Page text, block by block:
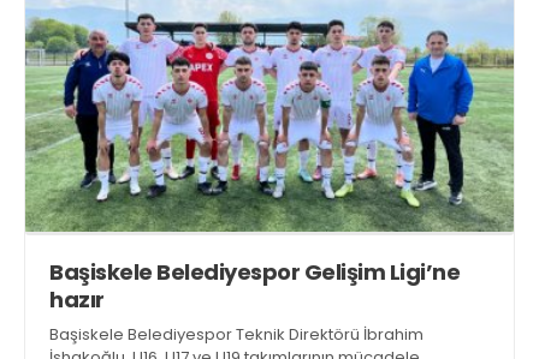
Başiskele Belediyespor Gelişim Ligi’ne
hazır
Başiskele Belediyespor Teknik Direktörü İbrahim